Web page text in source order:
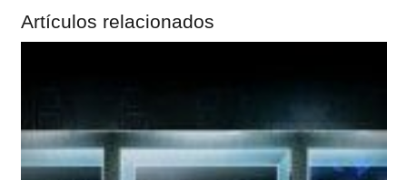
Artículos relacionados